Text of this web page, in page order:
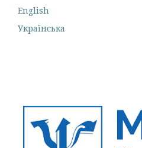
English
Українська